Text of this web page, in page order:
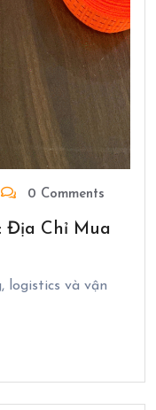
0 Comments
Địa Chỉ Mua
logistics và vận